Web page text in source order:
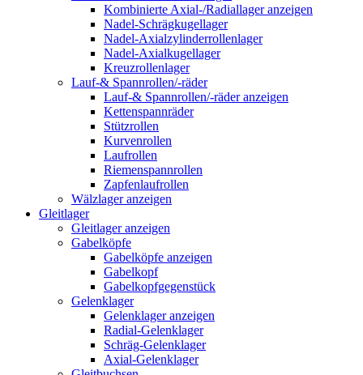
Kombinierte Axial-/Radiallager anzeigen
Nadel-Schrägkugellager
Nadel-Axialzylinderrollenlager
Nadel-Axialkugellager
Kreuzrollenlager
Lauf-& Spannrollen/-räder
Lauf-& Spannrollen/-räder anzeigen
Kettenspannräder
Stützrollen
Kurvenrollen
Laufrollen
Riemenspannrollen
Zapfenlaufrollen
Wälzlager anzeigen
Gleitlager
Gleitlager anzeigen
Gabelköpfe
Gabelköpfe anzeigen
Gabelkopf
Gabelkopfgegenstück
Gelenklager
Gelenklager anzeigen
Radial-Gelenklager
Schräg-Gelenklager
Axial-Gelenklager